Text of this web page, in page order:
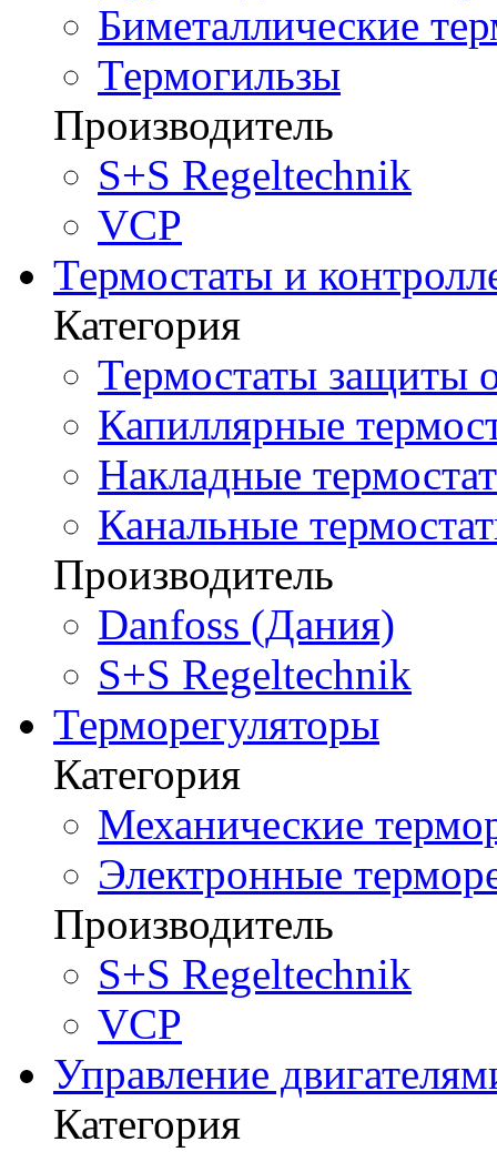
Биметаллические
Термогильзы
Производитель
S+S Regeltechnik
VCP
Термостаты и
Категория
Термостаты защиты
Капиллярные
Накладные
Канальные
Производитель
Danfoss (Дания)
S+S Regeltechnik
Терморегуляторы
Категория
Механические
Электронные
Производитель
S+S Regeltechnik
VCP
Управление
Категория